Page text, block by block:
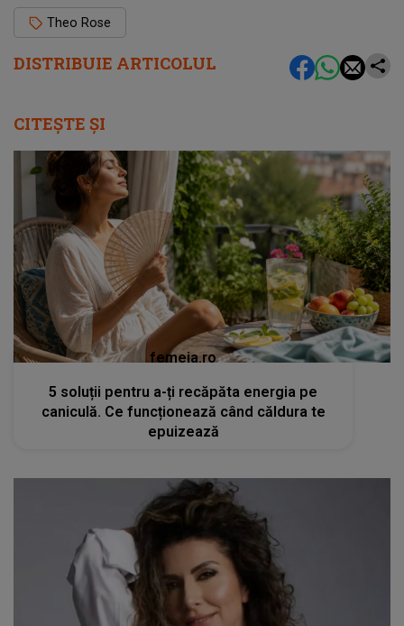
DISTRIBUIE ARTICOLUL
Theo Rose
CITEȘTE ȘI
femeia.ro
5 soluții pentru a-ți recăpăta energia pe
caniculă. Ce funcționează când căldura te
epuizează